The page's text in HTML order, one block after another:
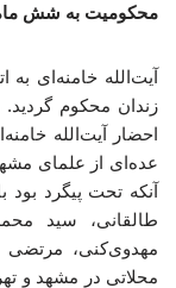
محکومیت به شش
آیت‌الله خامنه‌ای
زندان محکوم گردید.
احضار آیت‌الله
آنکه تحت پیگرد بود
طالقانی، سید
مهدوی‌کنی، مرتضی
محلاتی در مشهد و